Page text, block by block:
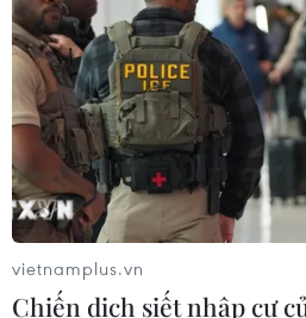
Hà Nội cảnh báo về việc sử
bào gốc trong khám chữa
đẹp
07/08/2026 03:03
Thắp lên hy vọng cho bệnh
nghèo từ 'phòng khám 0 đồng'
Giang
vietnamplus.vn
Chiến dịch siết nhập cư